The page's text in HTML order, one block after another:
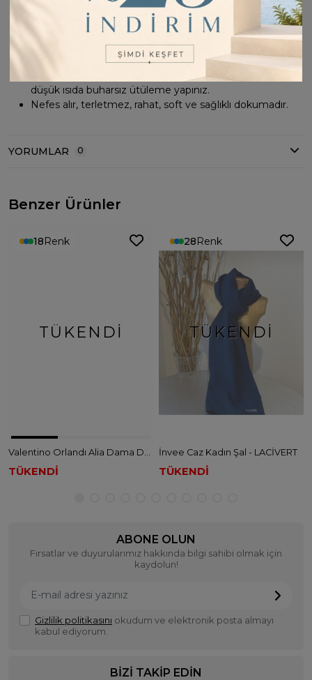
% 5 Elestan
Ebat: 70x185cm (Esnek yapısı sebebiyle 1-3cm farklılık
Elde ılık suda eşarp şampuanı ile yıkayınız. Bir havlu
üzerinde sererek kurutma yapınız. Nemli haldeyken
düşük ısıda buharsız ütüleme yapınız.
Nefes alır, terletmez, rahat, soft ve sağlıklı dokumadır.
YORUMLAR 0
Benzer Ürünler
TÜKENDI
18Renk
TÜKENDİ
TÜKENDI
28Renk
İnvee Caz Kadın Şal - LACİVERT
TÜKENDİ
ABONE OLUN
Fırsatlar ve duyurularımız hakkında bilgi sahibi olmak için
kaydolun!
Gizlilik politikasını okudum ve elektronik posta almayı
kabul ediyorum.
BIZI TAKIP EDIN